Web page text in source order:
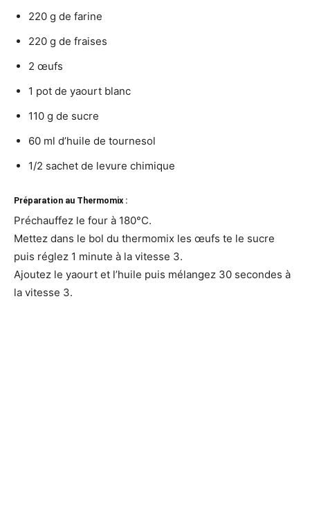
220 g de farine
220 g de fraises
2 œufs
1 pot de yaourt blanc
110 g de sucre
60 ml d’huile de tournesol
1/2 sachet de levure chimique
Préparation au Thermomix :
Préchauffez le four à 180°C.
Mettez dans le bol du thermomix les œufs te le sucre
puis réglez 1 minute à la vitesse 3.
Ajoutez le yaourt et l’huile puis mélangez 30 secondes à
la vitesse 3.